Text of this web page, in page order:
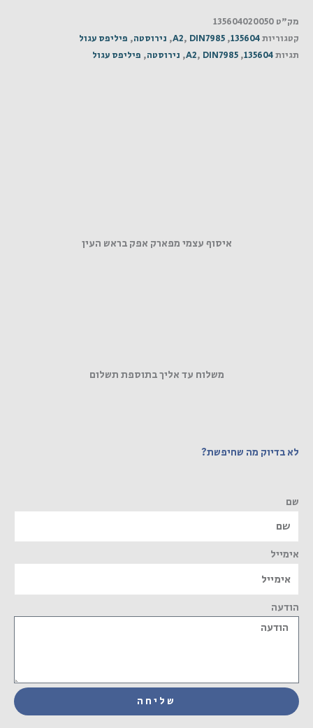
מק"ט 135604020050
קטגוריות135604
,
A2, DIN7985
, נירוסטה, פיליפס עגול
תגיות135604
,
A2, DIN7985
, נירוסטה, פיליפס עגול
איסוף עצמי מפארק אפק בראש העין
משלוח עד אליך בתוספת תשלום
לא בדיוק מה שחיפשת?
שם
אימייל
הודעה
שליחה